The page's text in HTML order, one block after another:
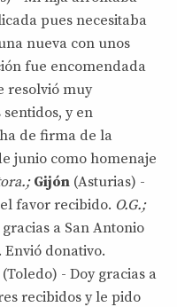
pues necesitaba
nueva con unos
fue encomendada
resolvió muy
y en
de firma de la
junio como homenaje
Gijón (Asturias) -
favor recibido. O.G.;
a San Antonio
donativo.
(Toledo) - Doy gracias a
recibidos y le pido